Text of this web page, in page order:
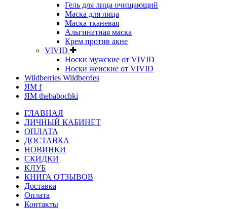
Гель для лица очищающий
Маска для лица
Маска тканевая
Альгинатная маска
Крем против акне
VIVID
Носки мужские от VIVID
Носки женские от VIVID
Wildberries Wildberries
ЯМ f
ЯМ thebabochki
ГЛАВНАЯ
ЛИЧНЫЙ КАБИНЕТ
ОПЛАТА
ДОСТАВКА
НОВИНКИ
СКИДКИ
КЛУБ
КНИГА ОТЗЫВОВ
Доставка
Оплата
Контакты